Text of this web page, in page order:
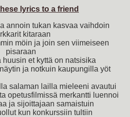
lyrics to a friend
annoin tukan kasvaa vaihdoin
kitaraan
möin ja join sen viimeiseen
pisaraan
huusin et kyttä on natsisika
ja notkuin kaupungilla yöt
salaman lailla mieleeni avautui
opetusfilmissä merkantti luennoi
ja sijoittajaan samaistuin
kun konkurssiin tultiin